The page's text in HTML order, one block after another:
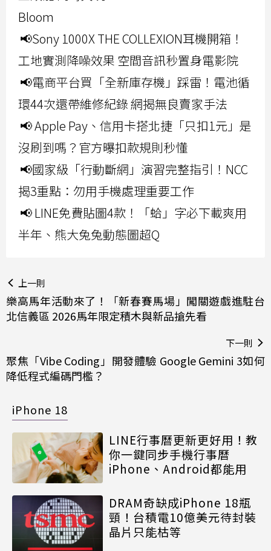
Bloom
📢Sony 1000X THE COLLEXION耳機開箱！
工地實測降噪效果 空間音訊秒置身電影院
📢電商平台買「全新庫存機」踩雷！電池循
環44次還帶維修紀錄 網揭無良賣家手法
📢 Apple Pay、信用卡搭北捷「只扣1元」是
沒刷到嗎？官方曝扣款規則秒懂
📢國家級「行動斷網」演習完整指引！NCC
揭3重點：勿用手機處理重要工作
📢 LINE免費貼圖4款！「蛤」字必下載爽用
半年、熊大兔兔動態圖超Q
上一則
樂高馬年活動來了！「新春賽馬場」闖關遊戲進駐台
北信義區 2026馬年限定積木與新品搶先看
下一則
聚焦「Vibe Coding」開發體驗 Google Gemini 3如何
降低程式編碼門檻？
iPhone 18
LINE行事曆更新更好用！教
你一鍵同步手機行事曆
iPhone、Android都能用
DRAM奇缺成iPhone 18瓶
頸！台積電10億美元待封裝
晶片只能枯等